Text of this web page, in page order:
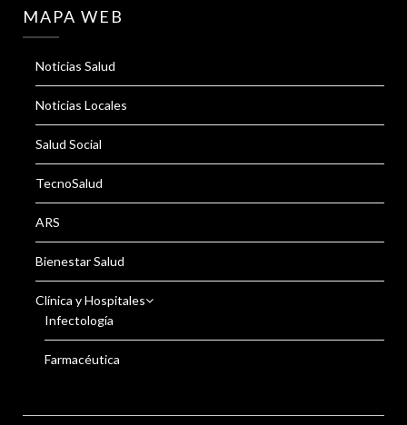
MAPA WEB
Noticias Salud
Noticias Locales
Salud Social
TecnoSalud
ARS
Bienestar Salud
Clínica y Hospitales
Infectología
Farmacéutica